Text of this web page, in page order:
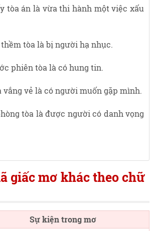
tòa án là vừa thi hành một việc xấu
tòa là bị người hạ nhục.
phiên tòa là có hung tin.
vắng vẻ là có người muốn gặp mình.
tòa là được người có danh vọng
giấc mơ khác theo chữ
Sự kiện trong mơ